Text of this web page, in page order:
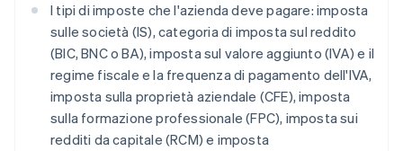
I tipi di imposte che l'azienda deve pagare: imposta
sulle società (IS), categoria di imposta sul reddito
(BIC, BNC o BA), imposta sul valore aggiunto (IVA) e il
regime fiscale e la frequenza di pagamento dell'IVA,
imposta sulla proprietà aziendale (CFE), imposta
sulla formazione professionale (FPC), imposta sui
redditi da capitale (RCM) e imposta